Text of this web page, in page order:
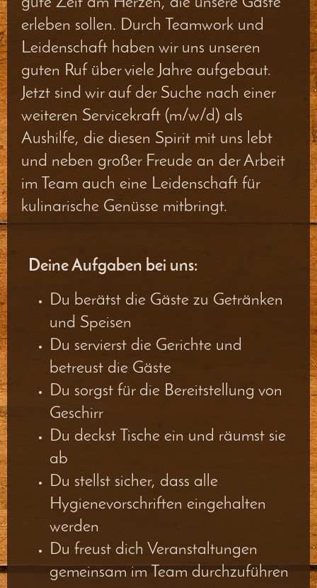
erleben sollen. Durch Teamwork und
Leidenschaft haben wir uns unseren
guten Ruf über viele Jahre aufgebaut.
Jetzt sind wir auf der Suche nach einer
weiteren Servicekraft (m/w/d) als
Aushilfe, die diesen Spirit mit uns lebt
und neben großer Freude an der Arbeit
im Team auch eine Leidenschaft für
kulinarische Genüsse mitbringt.
Deine Aufgaben bei uns:
Du berätst die Gäste zu Getränken
und Speisen
Du servierst die Gerichte und
betreust die Gäste
Du sorgst für die Bereitstellung von
Geschirr
Du deckst Tische ein und räumst sie
ab
Du stellst sicher, dass alle
Hygienevorschriften eingehalten
werden
Du freust dich Veranstaltungen
gemeinsam im Team durchzuführen